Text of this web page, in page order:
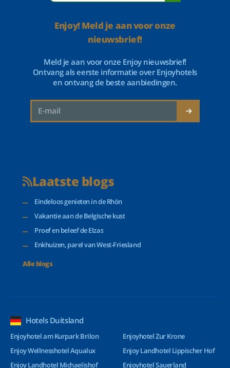
Enjoy! Meld je aan voor onze
nieuwsbrief!
Meld je aan voor onze Enjoy nieuwsbrief!
Ontvang als eerste informatie over Enjoyhotels
en ontvang de beste aanbiedingen.
Laatste blogs
Eindeloos genieten in de Rhön
Vakantie aan de Belgische kust
Proef en beleef de Elzas
Enkhuizen, parel van West-Friesland
Alle blogs
Hotels Duitsland
Enjoyhotel am Kurpark Brilon
Enjoy Wellnesshotel Aqualux
Enjoy Landhotel Michaelishof
Enjoyhotel Zur Krone
Enjoy Landhotel Lippischer Hof
Enjoyhotel Sauerland